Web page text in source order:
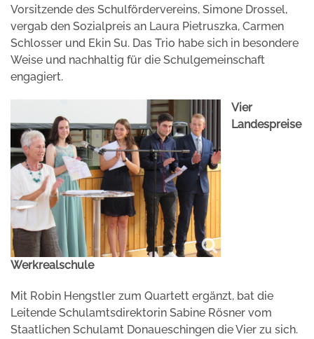
Vorsitzende des Schulfördervereins, Simone Drossel,
vergab den Sozialpreis an Laura Pietruszka, Carmen
Schlosser und Ekin Su. Das Trio habe sich in besondere
Weise und nachhaltig für die Schulgemeinschaft
engagiert.
Vier
Landespreise
Werkrealschule
Mit Robin Hengstler zum Quartett ergänzt, bat die
Leitende Schulamtsdirektorin Sabine Rösner vom
Staatlichen Schulamt Donaueschingen die Vier zu sich.